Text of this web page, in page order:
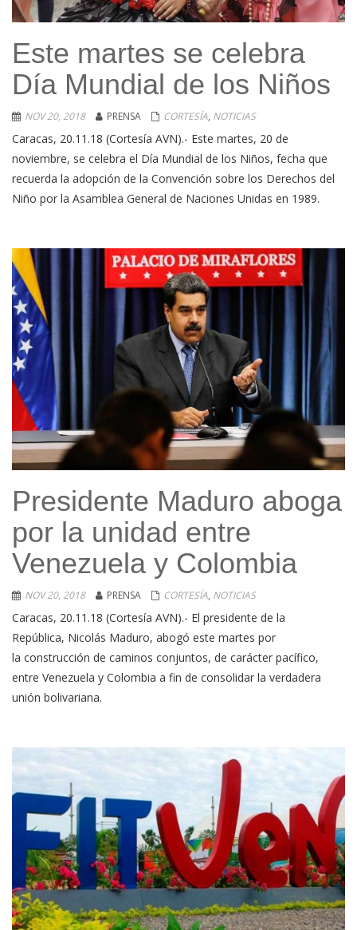
Este martes se celebra
Día Mundial de los Niños
NOV 20, 2018 PRENSA CORTESÍA, NOTICIAS
Caracas, 20.11.18 (Cortesía AVN).- Este martes, 20 de
noviembre, se celebra el Día Mundial de los Niños, fecha que
recuerda la adopción de la Convención sobre los Derechos del
Niño por la Asamblea General de Naciones Unidas en 1989.
Presidente Maduro aboga
por la unidad entre
Venezuela y Colombia
NOV 20, 2018 PRENSA CORTESÍA, NOTICIAS
Caracas, 20.11.18 (Cortesía AVN).- El presidente de la
República, Nicolás Maduro, abogó este martes por
la construcción de caminos conjuntos, de carácter pacífico,
entre Venezuela y Colombia a fin de consolidar la verdadera
unión bolivariana.